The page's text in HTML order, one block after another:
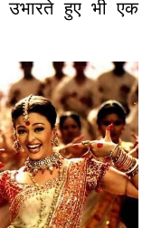
हुए भी एक